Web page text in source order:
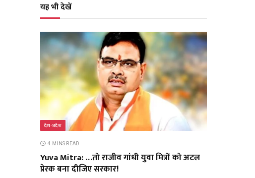
यह भी देखें
देश-प्रदेश
4 MINS READ
Yuva Mitra: …तो राजीव गांधी युवा मित्रों को अटल
प्रेरक बना दीजिए सरकार!